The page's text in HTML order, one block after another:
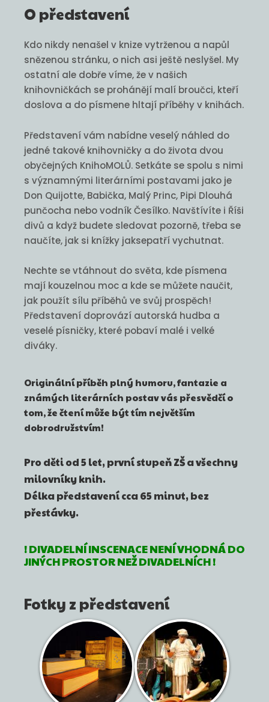
O představení
Kdo nikdy nenašel v knize vytrženou a napůl
snězenou stránku, o nich asi ještě neslyšel. My
ostatní ale dobře víme, že v našich
knihovničkách se prohánějí malí broučci, kteří
doslova a do písmene hltají příběhy v knihách.
Představení vám nabídne veselý náhled do
jedné takové knihovničky a do života dvou
obyčejných KnihoMOLŮ. Setkáte se spolu s nimi
s významnými literárními postavami jako je
Don Quijotte, Babička, Malý Princ, Pipi Dlouhá
punčocha nebo vodník Česílko. Navštívíte i Říši
divů a když budete sledovat pozorně, třeba se
naučíte, jak si knížky jaksepatří vychutnat.
Nechte se vtáhnout do světa, kde písmena
mají kouzelnou moc a kde se můžete naučit,
jak použít sílu příběhů ve svůj prospěch!
Představení doprovází autorská hudba a
veselé písničky, které pobaví malé i velké
diváky.
Originální příběh plný humoru, fantazie a
známých literárních postav vás přesvědčí o
tom, že čtení může být tím největším
dobrodružstvím!
Pro děti od 5 let, první stupeň ZŠ a všechny
milovníky knih.
Délka představení cca 65 minut, bez
přestávky.
! DIVADELNÍ INSCENACE NENÍ VHODNÁ DO
JINÝCH PROSTOR NEŽ DIVADELNÍCH !
Fotky z představení